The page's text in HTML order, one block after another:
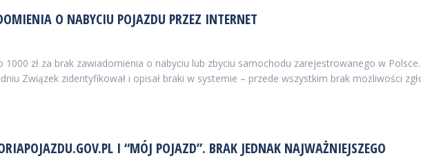
O NABYCIU POJAZDU PRZEZ INTERNET
zł za brak zawiadomienia o nabyciu lub zbyciu samochodu zarejestrowanego w
Związek zidentyfikował i opisał braki w systemie – przede wszystkim brak możliwości
I “MÓJ POJAZD”. BRAK JEDNAK NAJWAŻNIEJSZEGO